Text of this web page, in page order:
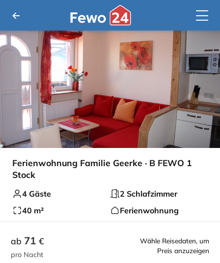
Ferienwohnung Familie Geerke · B FEWO 1
Stock
4 Gäste
2 Schlafzimmer
40 m²
Ferienwohnung
Wähle Reisedaten, um
Preis anzuzeigen
ab 71 €
pro Nacht